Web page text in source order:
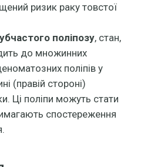
ризик раку товстої
поліпозу, стан,
до множинних
поліпів у
(правій стороні)
Ці поліпи можуть стати
спостереження